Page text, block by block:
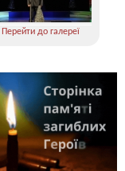
Перейти до галереї